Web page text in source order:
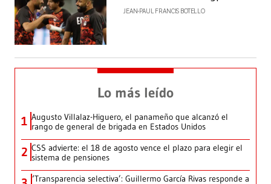
JEAN-PAUL FRANCIS BOTELLO
Lo más leído
1 Augusto Villalaz-Higuero, el panameño que alcanzó el
rango de general de brigada en Estados Unidos
2 CSS advierte: el 18 de agosto vence el plazo para elegir el
sistema de pensiones
‘Transparencia selectiva’: Guillermo García Rivas responde a